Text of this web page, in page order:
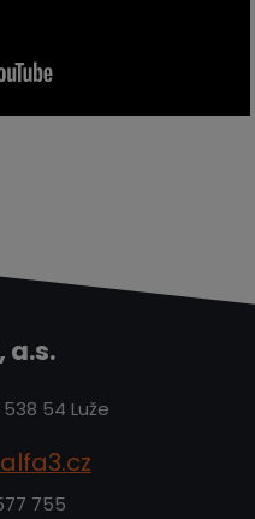
a.s.
54 Luže
755